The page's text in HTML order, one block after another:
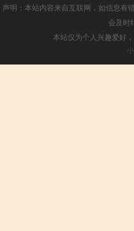
声明：本站内容来自互联网，如信息有
会及时
本站仅为个人兴趣爱好